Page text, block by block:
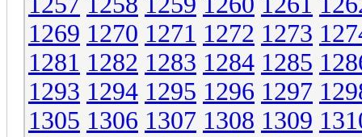
1269 1270 1271 1272 1273
1281 1282 1283 1284 1285
1293 1294 1295 1296 1297
1305 1306 1307 1308 1309